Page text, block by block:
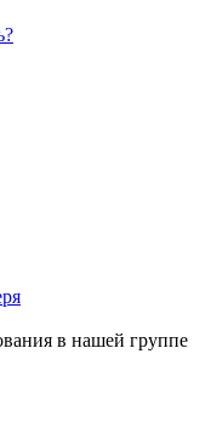
в нашей группе